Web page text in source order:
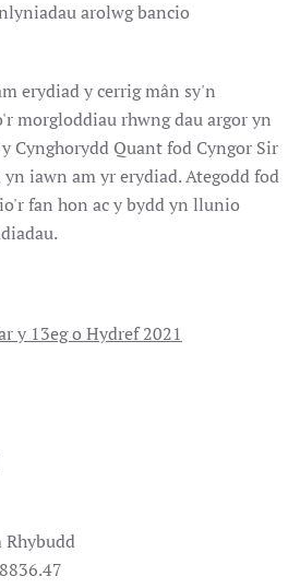
arolwg bancio
erydiad y cerrig mân sy'n
morgloddiau rhwng dau argor yn
Cynghorydd Quant fod Cyngor Sir
iawn am yr erydiad. Ategodd fod
fan hon ac y bydd yn llunio
y 13eg o Hydref 2021
Rhybudd